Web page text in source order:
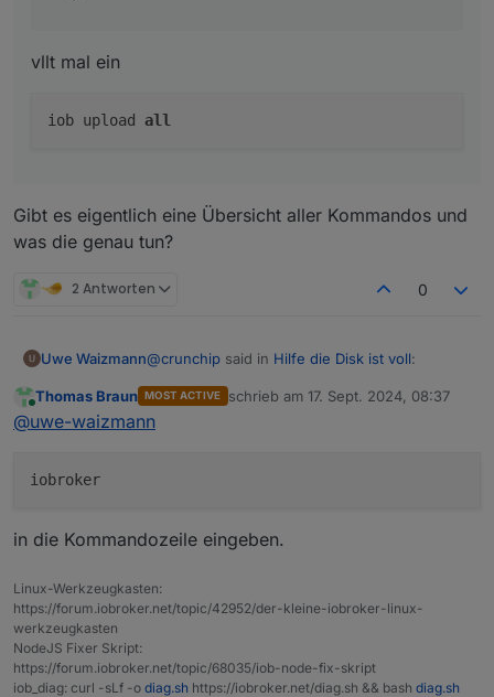
vllt mal ein
iob upload all
Gibt es eigentlich eine Übersicht aller Kommandos und
was die genau tun?
2 Antworten 0
Uwe Waizmann@crunchip said in Hilfe die Disk ist voll:
vllt mal ein
Thomas Braun MOST ACTIVE schrieb am 17. Sept. 2024, 08:37
zuletzt editiert von
@uwe-waizmann
in die Kommandozeile eingeben.
Linux-Werkzeugkasten:
https://forum.iobroker.net/topic/42952/der-kleine-iobroker-linux-
werkzeugkasten
NodeJS Fixer Skript:
https://forum.iobroker.net/topic/68035/iob-node-fix-skript
iob_diag: curl -sLf -o diag.sh https://iobroker.net/diag.sh && bash diag.sh